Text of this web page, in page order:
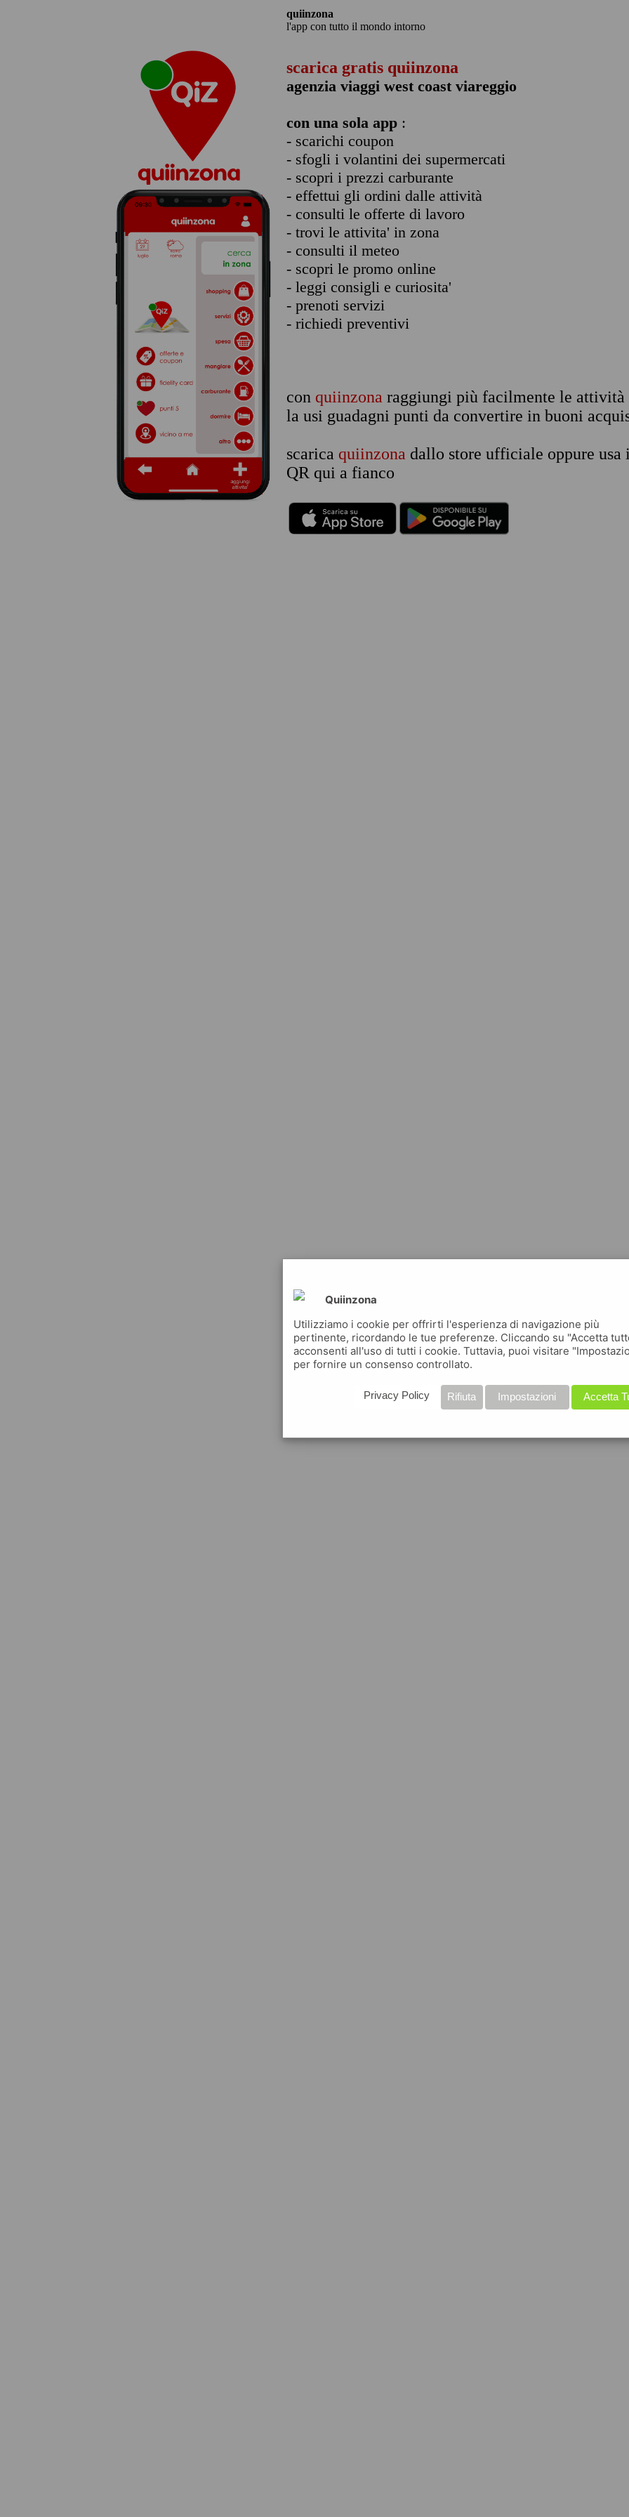
quiinzona
l'app con tutto il mondo intorno
scarica gratis quiinzona
agenzia viaggi west coast viareggio
con una sola app :
- scarichi coupon
- sfogli i volantini dei supermercati
- scopri i prezzi carburante
- effettui gli ordini dalle attività
- consulti le offerte di lavoro
- trovi le attivita' in zona
- consulti il meteo
- scopri le promo online
- leggi consigli e curiosita'
- prenoti servizi
- richiedi preventivi
con quiinzona raggiungi più facilmente le attività
la usi guadagni punti da convertire in buoni
scarica quiinzona dallo store ufficiale oppure usa
QR qui a fianco
Quiinzona
Utilizziamo i cookie per offrirti l'esperienza di navigazione più
pertinente, ricordando le tue preferenze. Cliccando su "Accetta
acconsenti all'uso di tutti i cookie. Tuttavia, puoi visitare
per fornire un consenso controllato.
Accetta
Impostazioni
Rifiuta
Privacy Policy